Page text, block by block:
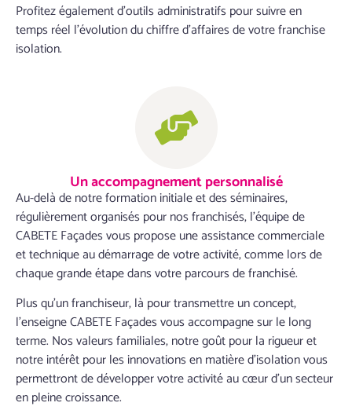
Profitez également d’outils administratifs pour suivre en
temps réel l’évolution du chiffre d’affaires de votre franchise
isolation.
Un accompagnement personnalisé
Au-delà de notre formation initiale et des séminaires,
régulièrement organisés pour nos franchisés, l’équipe de
CABETE Façades vous propose une assistance commerciale
et technique au démarrage de votre activité, comme lors de
chaque grande étape dans votre parcours de franchisé.
Plus qu’un franchiseur, là pour transmettre un concept,
l’enseigne CABETE Façades vous accompagne sur le long
terme. Nos valeurs familiales, notre goût pour la rigueur et
notre intérêt pour les innovations en matière d’isolation vous
permettront de développer votre activité au cœur d’un secteur
en pleine croissance.